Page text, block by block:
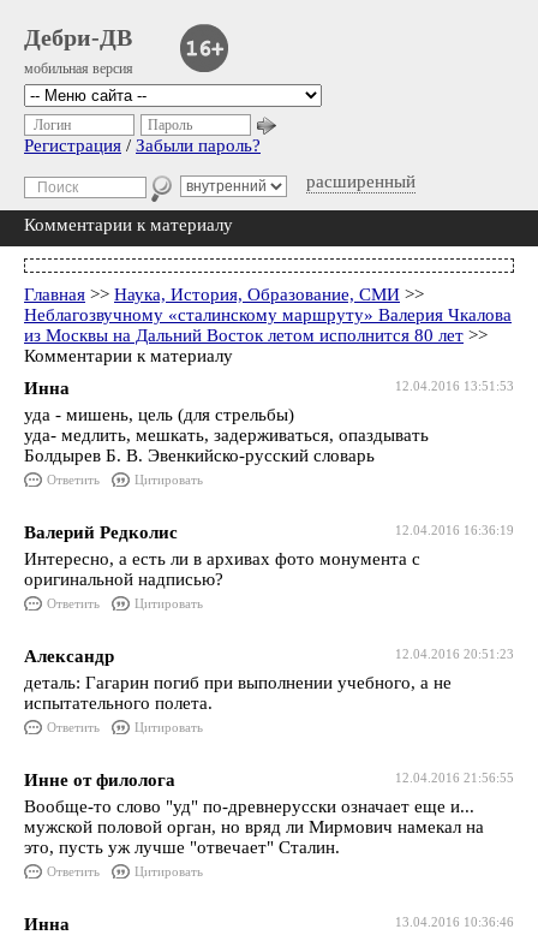
Дебри-ДВ
мобильная версия
расширенный
Логин Пароль
Регистрация / Забыли пароль?
Комментарии к материалу
Главная >> Наука, История, Образование, СМИ >>
Неблагозвучному «сталинскому маршруту» Валерия Чкалова
из Москвы на Дальний Восток летом исполнится 80 лет >>
Комментарии к материалу
12.04.2016 13:51:53
Инна
уда - мишень, цель (для стрельбы)
уда- медлить, мешкать, задерживаться, опаздывать
Болдырев Б. В. Эвенкийско-русский словарь
Ответить Цитировать
12.04.2016 16:36:19
Валерий Редколис
Интересно, а есть ли в архивах фото монумента с
оригинальной надписью?
Ответить Цитировать
12.04.2016 20:51:23
Александр
деталь: Гагарин погиб при выполнении учебного, а не
испытательного полета.
Ответить Цитировать
12.04.2016 21:56:55
Инне от филолога
Вообще-то слово "уд" по-древнерусски означает еще и...
мужской половой орган, но вряд ли Мирмович намекал на
это, пусть уж лучше "отвечает" Сталин.
Ответить Цитировать
13.04.2016 10:36:46
Инна